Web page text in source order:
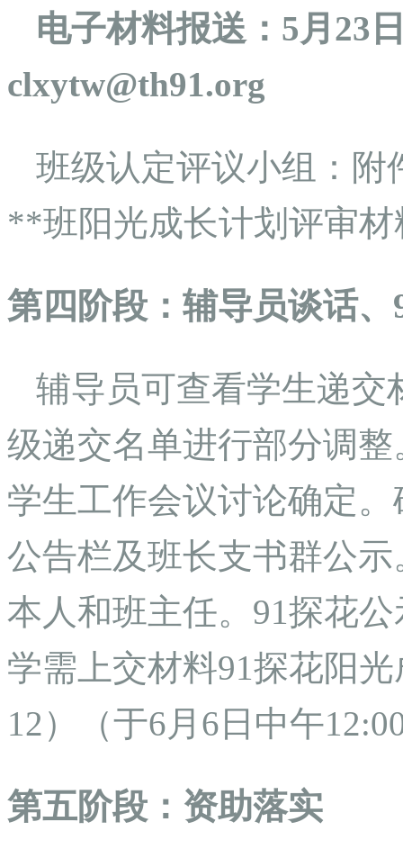
电子材料报送：5月23
clxytw@th91.org
班级认定评议小组：附
**班阳光成长计划评审材
第四阶段：辅导员谈话
辅导员可查看学生递交
级递交名单进行部分调
学生工作会议讨论确定
公告栏及班长支书群公
本人和班主任。91探花
学需上交材料91探花阳
12）（于6月6日中午
第五阶段：资助落实